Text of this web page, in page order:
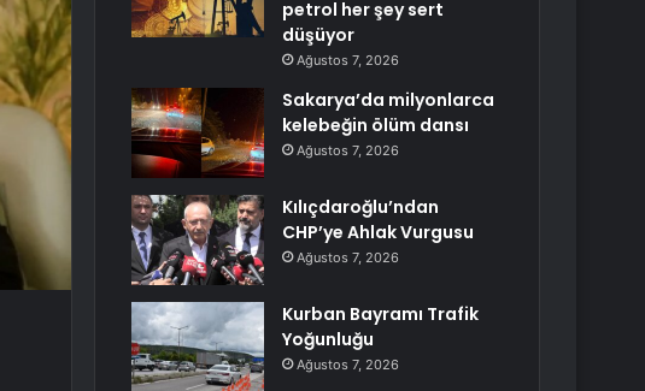
petrol her şey sert
düşüyor
Ağustos 7, 2026
Sakarya’da milyonlarca
kelebeğin ölüm dansı
Ağustos 7, 2026
Kılıçdaroğlu’ndan
CHP’ye Ahlak Vurgusu
Ağustos 7, 2026
Kurban Bayramı Trafik
Yoğunluğu
Ağustos 7, 2026